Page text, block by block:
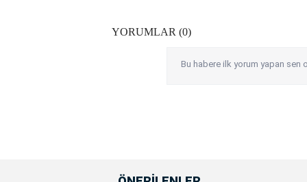
YORUMLAR (0)
Bu habere ilk yorum yapan sen